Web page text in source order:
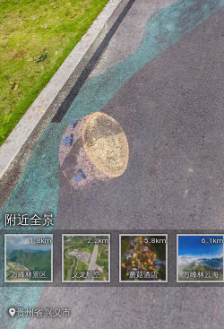
附近全景
1.8km
万峰林景区
2.2km
义龙航空
5.8km
蘑菇酒店
6.1km
万峰林云海
贵州省兴义市